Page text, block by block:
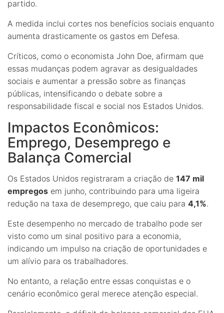
partido.
A medida inclui cortes nos benefícios sociais enquanto
aumenta drasticamente os gastos em Defesa.
Críticos, como o economista John Doe, afirmam que
essas mudanças podem agravar as desigualdades
sociais e aumentar a pressão sobre as finanças
públicas, intensificando o debate sobre a
responsabilidade fiscal e social nos Estados Unidos.
Impactos Econômicos:
Emprego, Desemprego e
Balança Comercial
Os Estados Unidos registraram a criação de 147 mil
empregos em junho, contribuindo para uma ligeira
redução na taxa de desemprego, que caiu para 4,1%.
Este desempenho no mercado de trabalho pode ser
visto como um sinal positivo para a economia,
indicando um impulso na criação de oportunidades e
um alívio para os trabalhadores.
No entanto, a relação entre essas conquistas e o
cenário econômico geral merece atenção especial.